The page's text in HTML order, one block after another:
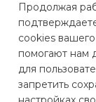
ГБУЗ РБ
Продолжая
cookies
помогают нам
для
запретить